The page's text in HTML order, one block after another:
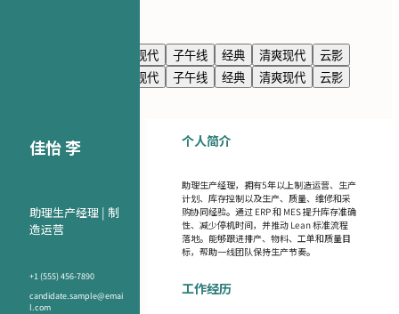
极简现代 子午线 经典 清爽现代
云影
极简现代 子午线 经典 清爽现代 云影
佳怡 李
助理生产经理 | 制
造运营
+1 (555) 456-7890
candidate.sample@emai
l.com
个人简介
助理生产经理，拥有5年以上制造运营、生产
计划、库存控制以及生产、质量、维修和采
购协同经验。通过 ERP 和 MES 提升库存准确
性、减少停机时间，并推动 Lean 标准流程
落地。能够跟进排产、物料、工单和质量目
标，帮助一线团队保持生产节奏。
工作经历